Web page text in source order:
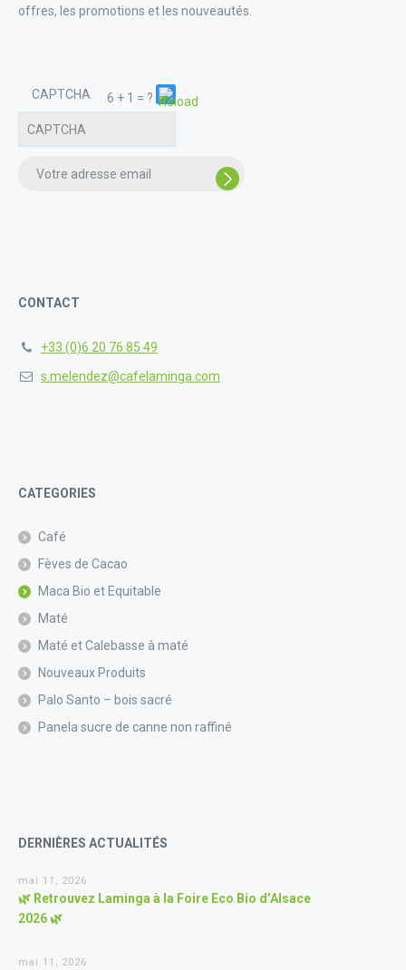
offres, les promotions et les nouveautés.
CAPTCHA 6 + 1 = ?
enter
CAPTCHA
that
you
CONTACT
+33 (0)6 20 76 85 49
s.melendez@cafelaminga.com
CATEGORIES
Café
Fèves de Cacao
Maca Bio et Equitable
Maté
Maté et Calebasse à maté
Nouveaux Produits
Palo Santo – bois sacré
Panela sucre de canne non raffiné
DERNIÈRES ACTUALITÉS
mai 11, 2026
🌿 Retrouvez Laminga à la Foire Eco Bio d’Alsace
2026 🌿
mai 11, 2026